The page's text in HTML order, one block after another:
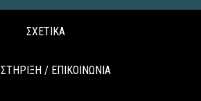
ΣΧΕΤΙΚΑ
/ ΕΠΙΚΟΙΝΩΝΙΑ